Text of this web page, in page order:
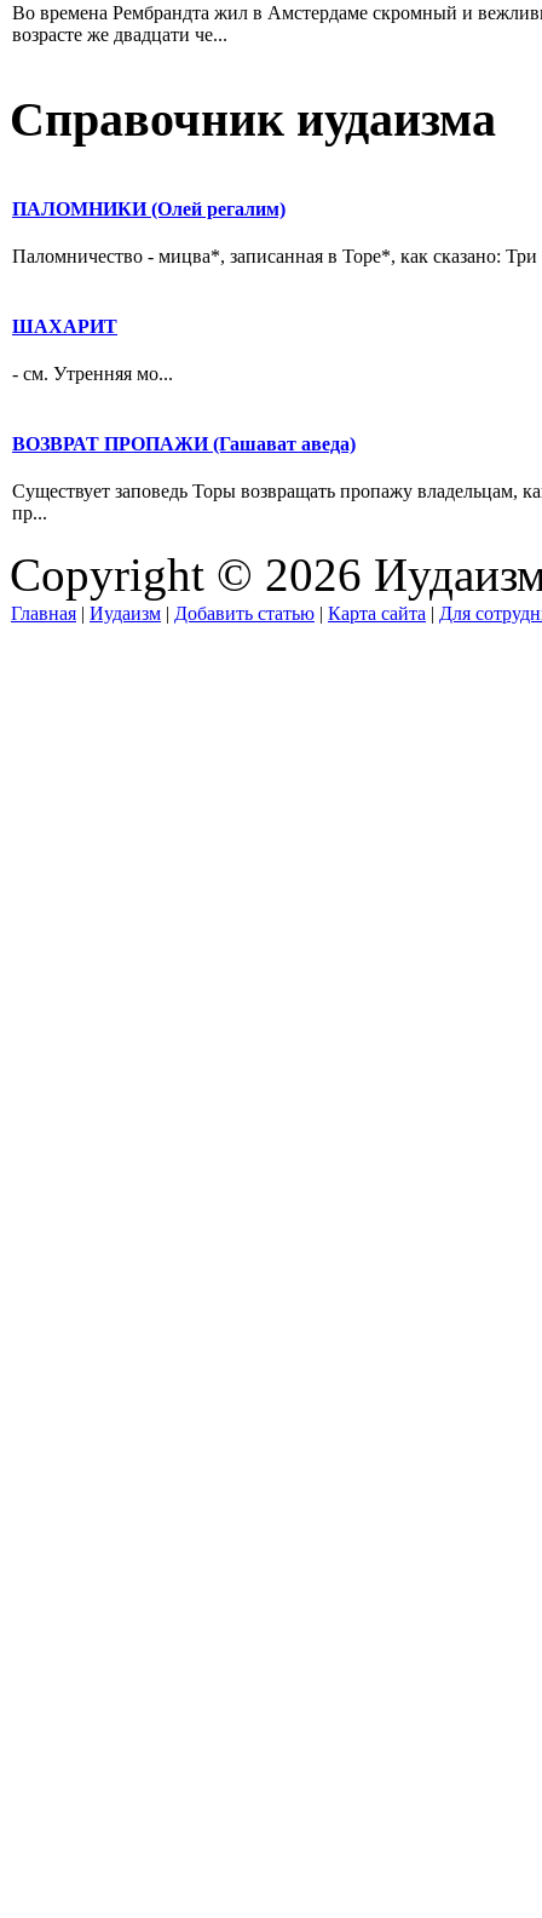
Во времена Рембрандта жил в Амстердаме скромный и
возрасте же двадцати че...
Справочник иудаизма
ПАЛОМНИКИ (Олей регалим)
Паломничество - мицва*, записанная в Торе*, как сказано:
ШАХАРИТ
- см. Утренняя мо...
ВОЗВРАТ ПРОПАЖИ (Гашават аведа)
Существует заповедь Торы возвращать пропажу владельцам,
пр...
Copyright © 2026
Главная | Иудаизм | Добавить статью | Карта сайта | Для